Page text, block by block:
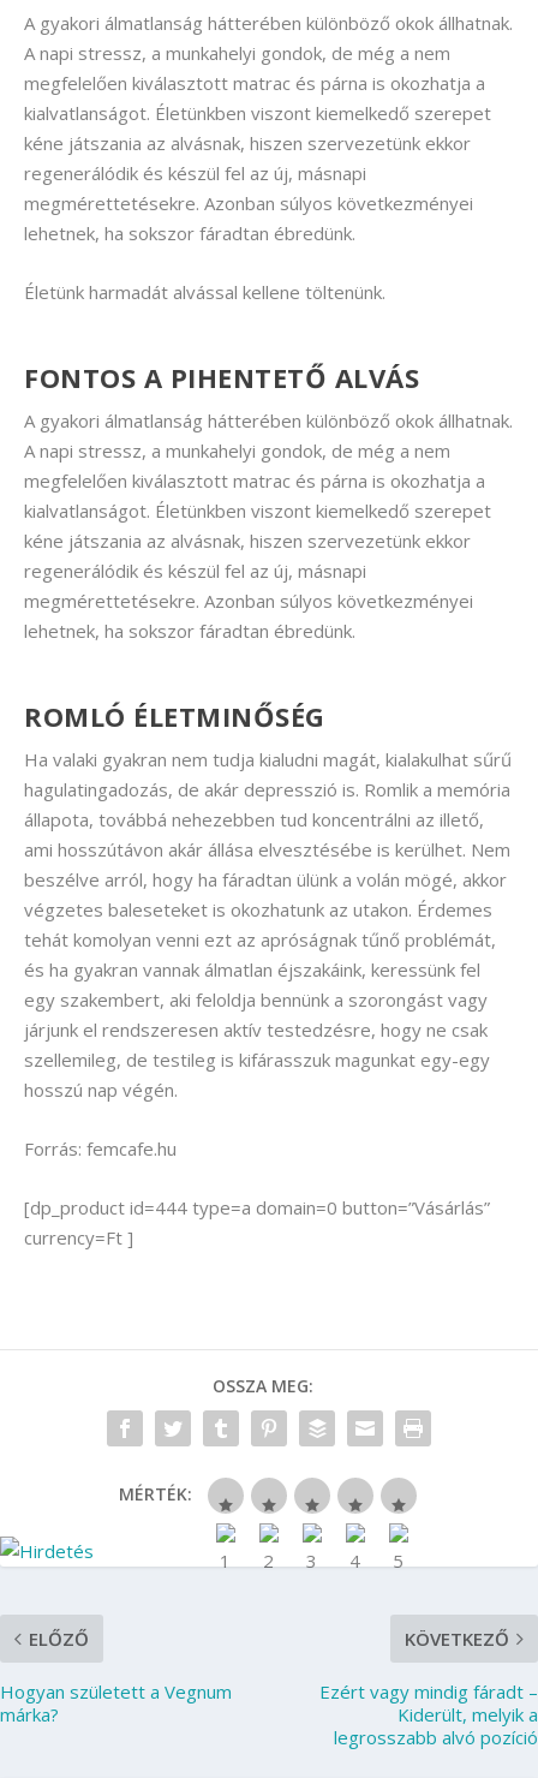
A gyakori álmatlanság hátterében különböző okok állhatnak.
A napi stressz, a munkahelyi gondok, de még a nem
megfelelően kiválasztott matrac és párna is okozhatja a
kialvatlanságot. Életünkben viszont kiemelkedő szerepet
kéne játszania az alvásnak, hiszen szervezetünk ekkor
regenerálódik és készül fel az új, másnapi
megmérettetésekre. Azonban súlyos következményei
lehetnek, ha sokszor fáradtan ébredünk.
Életünk harmadát alvással kellene töltenünk.
FONTOS A PIHENTETŐ ALVÁS
A gyakori álmatlanság hátterében különböző okok állhatnak.
A napi stressz, a munkahelyi gondok, de még a nem
megfelelően kiválasztott matrac és párna is okozhatja a
kialvatlanságot. Életünkben viszont kiemelkedő szerepet
kéne játszania az alvásnak, hiszen szervezetünk ekkor
regenerálódik és készül fel az új, másnapi
megmérettetésekre. Azonban súlyos következményei
lehetnek, ha sokszor fáradtan ébredünk.
ROMLÓ ÉLETMINŐSÉG
Ha valaki gyakran nem tudja kialudni magát, kialakulhat sűrű
hagulatingadozás, de akár depresszió is. Romlik a memória
állapota, továbbá nehezebben tud koncentrálni az illető,
ami hosszútávon akár állása elvesztésébe is kerülhet. Nem
beszélve arról, hogy ha fáradtan ülünk a volán mögé, akkor
végzetes baleseteket is okozhatunk az utakon. Érdemes
tehát komolyan venni ezt az apróságnak tűnő problémát,
és ha gyakran vannak álmatlan éjszakáink, keressünk fel
egy szakembert, aki feloldja bennünk a szorongást vagy
járjunk el rendszeresen aktív testedzésre, hogy ne csak
szellemileg, de testileg is kifárasszuk magunkat egy-egy
hosszú nap végén.
Forrás: femcafe.hu
[dp_product id=444 type=a domain=0 button=”Vásárlás”
currency=Ft ]
OSSZA MEG:
MÉRTÉK:
ELŐZŐ
Hogyan született a Vegnum
márka?
KÖVETKEZŐ
Ezért vagy mindig fáradt –
Kiderült, melyik a
legrosszabb alvó pozíció